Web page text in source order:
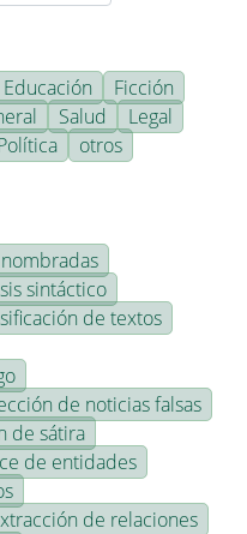
Educación
Ficción
Salud
Legal
otros
sintáctico
de textos
de noticias falsas
de sátira
de entidades
de relaciones